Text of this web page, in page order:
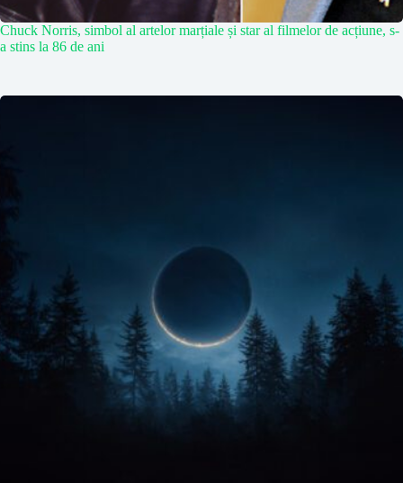
Chuck Norris, simbol al artelor marțiale și star al filmelor de acțiune, s-
a stins la 86 de ani